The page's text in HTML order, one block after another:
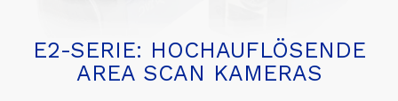
E2-SERIE: HOCHAUFLÖSENDE
AREA SCAN KAMERAS